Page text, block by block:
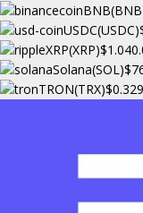
USDC(USDC)
XRP(XRP)$1.04
Solana(SOL)
TRON(TRX)